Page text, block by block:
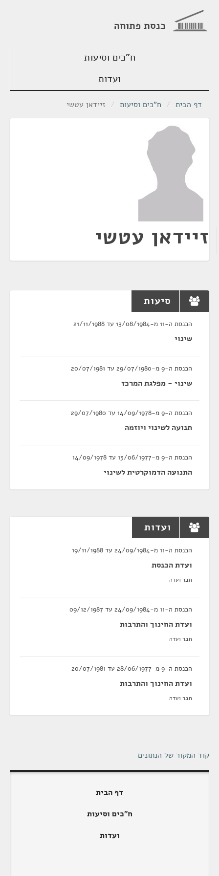
כנסת פתוחה
ח"כים וסיעות
ועדות
דף הבית / ח"כים וסיעות / זיידאן עטשי
זיידאן עטשי
סיעות
הכנסת ה-11 מ-13/08/1984 עד 21/11/1988
שינוי
הכנסת ה-9 מ-29/07/1980 עד 20/07/1981
שינוי - מפלגת המרכז
הכנסת ה-9 מ-14/09/1978 עד 29/07/1980
תנועה לשינוי ויוזמה
הכנסת ה-9 מ-13/06/1977 עד 14/09/1978
התנועה הדמוקרטית לשינוי
ועדות
הכנסת ה-11 מ-24/09/1984 עד 19/11/1988
ועדת הכנסת
חבר ועדה
הכנסת ה-11 מ-24/09/1984 עד 09/12/1987
ועדת החינוך והתרבות
חבר ועדה
הכנסת ה-9 מ-28/06/1977 עד 20/07/1981
ועדת החינוך והתרבות
חבר ועדה
קוד המקור של הנתונים
דף הבית
ח"כים וסיעות
ועדות